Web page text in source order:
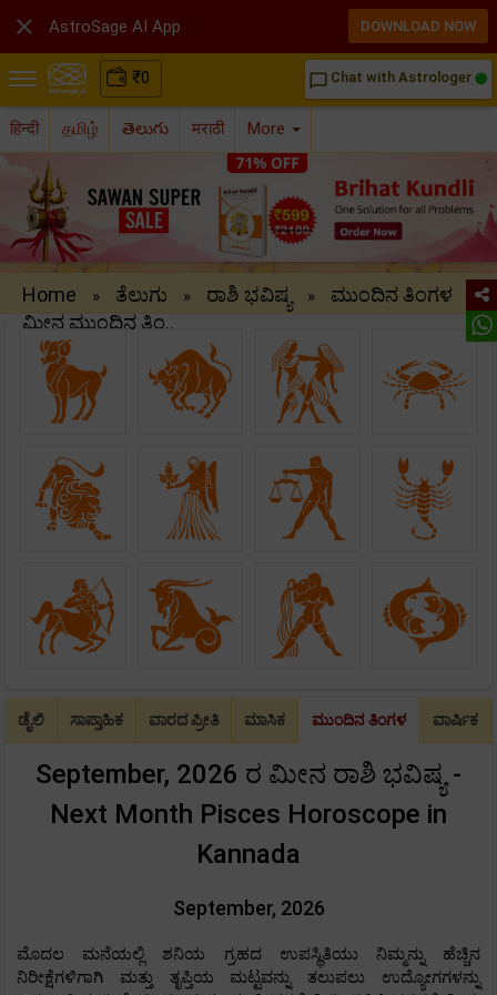
₹0 chat_bubble_outline Chat with Astrologer
हिन्दी தமிழ் తెలుగు मराठी More
Home » ತೆಲುಗು » ರಾಶಿ ಭವಿಷ್ಯ » ಮುಂದಿನ ತಿಂಗಳ »
ಮೀನ ಮುಂದಿನ ತಿಂ..
ಡೈಲಿ ಸಾಪ್ತಾಹಿಕ ವಾರದ ಪ್ರೀತಿ ಮಾಸಿಕ ಮುಂದಿನ ತಿಂಗಳ ವಾರ್ಷಿಕ
September, 2026 ರ ಮೀನ ರಾಶಿ ಭವಿಷ್ಯ -
Next Month Pisces Horoscope in
Kannada
September, 2026
ಮೊದಲ ಮನೆಯಲ್ಲಿ ಶನಿಯ ಗ್ರಹದ ಉಪಸ್ಥಿತಿಯು ನಿಮ್ಮನ್ನು ಹೆಚ್ಚಿನ
ನಿರೀಕ್ಷೆಗಳಿಗಾಗಿ ಮತ್ತು ತೃಪ್ತಿಯ ಮಟ್ಟವನ್ನು ತಲುಪಲು ಉದ್ಯೋಗಗಳನ್ನು
 AstroSage AI App DOWNLOAD NOW